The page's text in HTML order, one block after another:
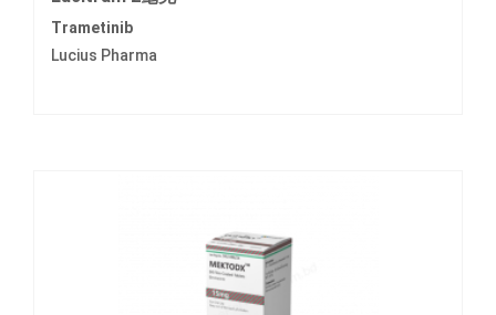
Trametinib
Lucius Pharma